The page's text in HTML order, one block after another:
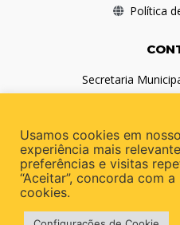
Política
Secretaria
REDES
Usamos cookies em
experiência mais
preferências e visitas
“Aceitar”, concorda com
cookies.